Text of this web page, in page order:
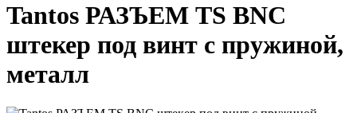
Tantos РАЗЪЕМ TS BNC
штекер под винт с пружиной,
металл